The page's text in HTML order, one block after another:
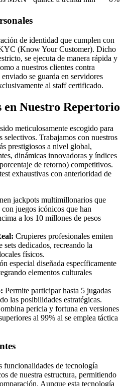
de identidad que cumplen con
(Know Your Customer). Dicho
se ejecuta de manera rápida y
a nuestros clientes contra
se guarda en servidores
al staff certificado.
Nuestro Repertorio
meticulosamente escogido para
selectivos. Trabajamos con nuestros
prestigiosos a nivel global,
dinámicas innovadoras y índices
de retorno) competitivos.
exhaustivas con anterioridad de
jackpots multimillonarios que
juegos icónicos que han
a los 10 millones de pesos
Crupieres profesionales emiten
sets dedicados, recreando la
físicos.
especial diseñada específicamente
elementos culturales
Permite participar hasta 5 jugadas
las posibilidades estratégicas.
pericia y fortuna en versiones
al 99% al se emplea táctica
funcionalidades de tecnología
de nuestra estructura, permitiendo
Aunque esta tecnología